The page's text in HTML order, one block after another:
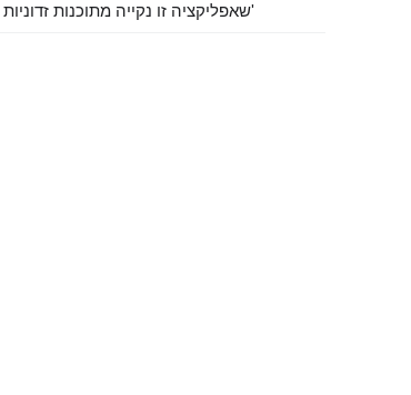
שאפליקציה זו נקייה מתוכנות זדוניות'